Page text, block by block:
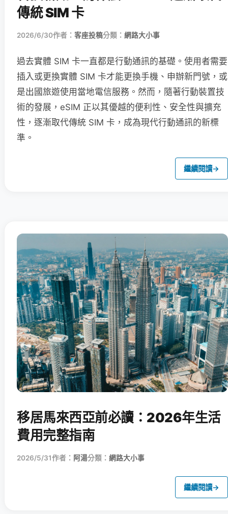
傳統 SIM 卡
2026/6/30作者： 客座投稿分類： 網路大小事
過去實體 SIM 卡一直都是行動通訊的基礎。使用者需要
插入或更換實體 SIM 卡才能更換手機、申辦新門號，或
是出國旅遊使用當地電信服務。然而，隨著行動裝置技
術的發展，eSIM 正以其優越的便利性、安全性與擴充
性，逐漸取代傳統 SIM 卡，成為現代行動通訊的新標
準。
繼續閱讀→
移居馬來西亞前必讀：2026年生活
費用完整指南
2026/5/31作者： 阿湯分類： 網路大小事
繼續閱讀→